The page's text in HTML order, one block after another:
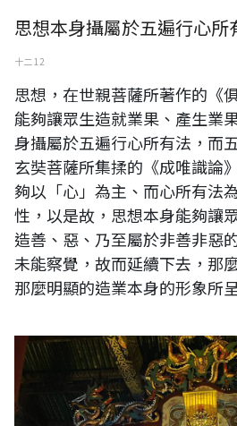
思想本身攝屬於五遍行心所
十二 12
思想，在世親菩薩所著作的《
能夠讓眾生造就業果、產生業
身攝屬於五遍行心所有法，而
玄奘菩薩所集揉的《成唯識論
夠以「心」為主、而心所有法
性，以是故，思想本身能夠讓
造善、惡、乃至屬於非善非惡
未能察覺，故而延續下去，那
那麼明顯的造業本身的形象所
洛陽，關帝廟